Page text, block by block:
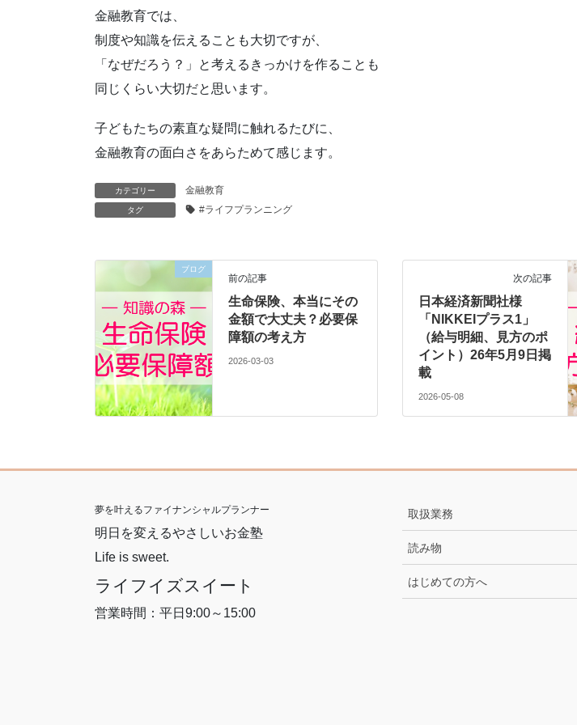
金融教育では、
制度や知識を伝えることも大切ですが、
「なぜだろう？」と考えるきっかけを作ることも
同じくらい大切だと思います。
子どもたちの素直な疑問に触れるたびに、
金融教育の面白さをあらためて感じます。
カテゴリー 金融教育
タグ #ライフプランニング
ブログ
前の記事
生命保険、本当にその
金額で大丈夫？必要保
障額の考え方
2026-03-03
次の記事
日本経済新聞社様
「NIKKEIプラス1」
（給与明細、見方のポ
イント）26年5月9日掲
載
2026-05-08
夢を叶えるファイナンシャルプランナー
明日を変えるやさしいお金塾
Life is sweet.
ライフイズスイート
営業時間：平日9:00～15:00
取扱業務
読み物
はじめての方へ